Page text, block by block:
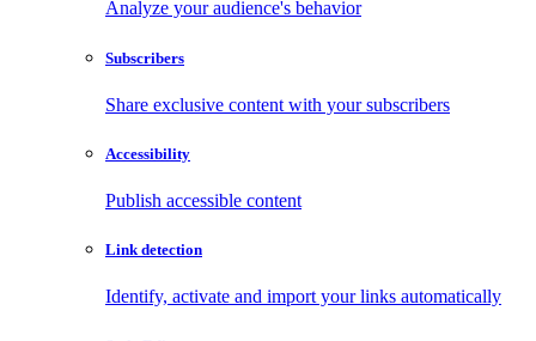
Analyze your audience's behavior
Subscribers
Share exclusive content with your subscribers
Accessibility
Publish accessible content
Link detection
Identify, activate and import your links automatically